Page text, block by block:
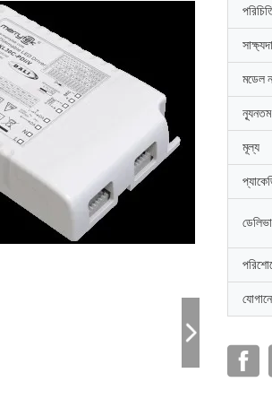
মডেল
ন্যূনতম
মূল্য